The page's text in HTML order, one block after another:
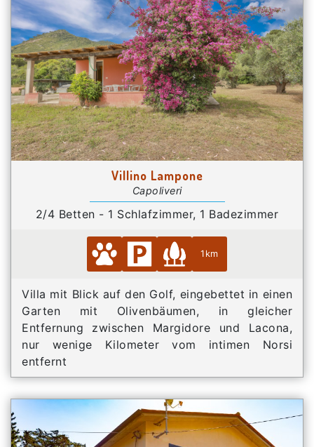
Villino Lampone
Capoliveri
2/4 Betten - 1 Schlafzimmer, 1 Badezimmer
1km
Villa mit Blick auf den Golf, eingebettet in einen
Garten mit Olivenbäumen, in gleicher
Entfernung zwischen Margidore und Lacona,
nur wenige Kilometer vom intimen Norsi
entfernt